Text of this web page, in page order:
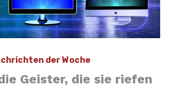
der Woche
Geister, die sie riefen